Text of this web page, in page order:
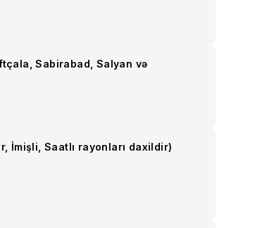
Sabirabad, Salyan və
İmişli, Saatlı rayonları daxildir)